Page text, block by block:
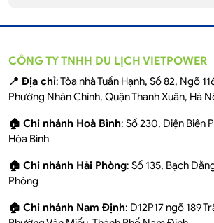
CÔNG TY TNHH DU LỊCH VIETPOWER
📍 Địa chỉ: Tòa nhà Tuấn Hạnh, Số 82, Ngõ
Phường Nhân Chính, Quận Thanh Xuân, Hà
🏠 Chi nhánh Hoà Bình: Số 230, Điện Biên
Hòa Bình
🏠 Chi nhánh Hải Phòng: Số 135, Bạch
Phòng
🏠 Chi nhánh Nam Định: D12P17 ngõ 189